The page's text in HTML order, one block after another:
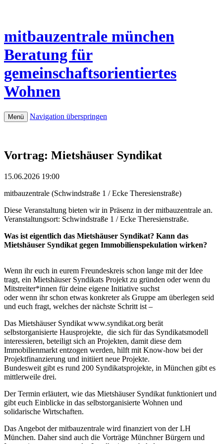
mitbauzentrale münchen
Beratung für
gemeinschaftsorientiertes
Wohnen
Menü Navigation überspringen
Vortrag: Mietshäuser Syndikat
15.06.2026 19:00
mitbauzentrale (Schwindstraße 1 / Ecke Theresienstraße)
Diese Veranstaltung bieten wir in Präsenz in der mitbauzentrale an.
Veranstaltungsort: Schwindstraße 1 / Ecke Theresienstraße.
Was ist eigentlich das Mietshäuser Syndikat? Kann das
Mietshäuser Syndikat gegen Immobilienspekulation wirken?
Wenn ihr euch in eurem Freundeskreis schon lange mit der Idee
tragt, ein Mietshäuser Syndikats Projekt zu gründen oder wenn du
Mitstreiter*innen für deine eigene Initiative suchst
oder wenn ihr schon etwas konkreter als Gruppe am überlegen seid
und euch fragt, welches der nächste Schritt ist –
Das Mietshäuser Syndikat www.syndikat.org berät
selbstorganisierte Hausprojekte, die sich für das Syndikatsmodell
interessieren, beteiligt sich an Projekten, damit diese dem
Immobilienmarkt entzogen werden, hilft mit Know-how bei der
Projektfinanzierung und initiiert neue Projekte.
Bundesweit gibt es rund 200 Syndikatsprojekte, in München gibt es
mittlerweile drei.
Der Termin erläutert, wie das Mietshäuser Syndikat funktioniert und
gibt euch Einblicke in das selbstorganisierte Wohnen und
solidarische Wirtschaften.
Das Angebot der mitbauzentrale wird finanziert von der LH
München. Daher sind auch die Vorträge Münchner Bürgern und